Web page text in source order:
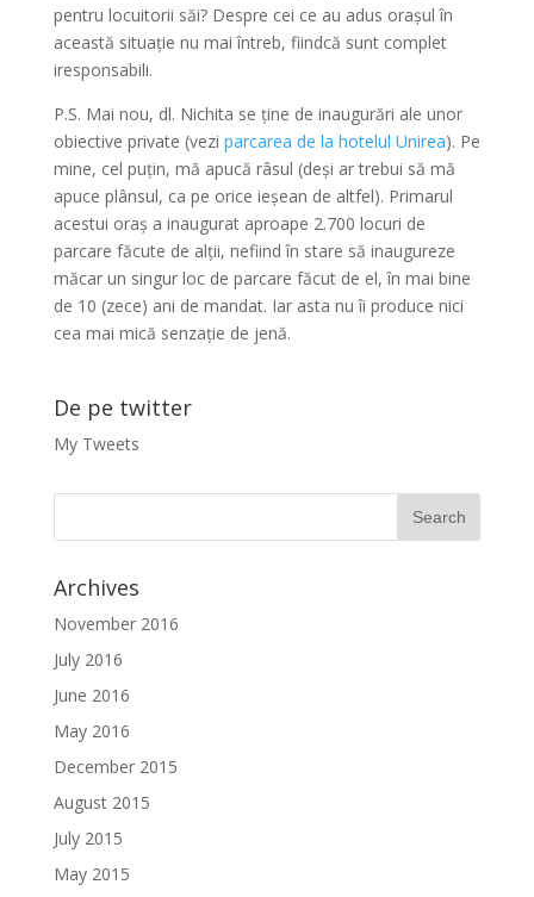
pentru locuitorii săi? Despre cei ce au adus orașul în
această situație nu mai întreb, fiindcă sunt complet
iresponsabili.
P.S. Mai nou, dl. Nichita se ține de inaugurări ale unor
obiective private (vezi parcarea de la hotelul Unirea). Pe
mine, cel puțin, mă apucă râsul (deși ar trebui să mă
apuce plânsul, ca pe orice ieșean de altfel). Primarul
acestui oraș a inaugurat aproape 2.700 locuri de
parcare făcute de alții, nefiind în stare să inaugureze
măcar un singur loc de parcare făcut de el, în mai bine
de 10 (zece) ani de mandat. Iar asta nu îi produce nici
cea mai mică senzație de jenă.
De pe twitter
My Tweets
Archives
November 2016
July 2016
June 2016
May 2016
December 2015
August 2015
July 2015
May 2015